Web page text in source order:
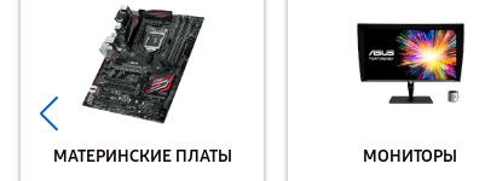
МАТЕРИНСКИЕ ПЛАТЫ МОНИТОРЫ